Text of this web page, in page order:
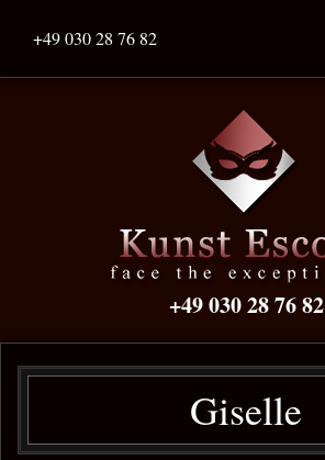
+49 030 28 76 82
+49 030 28 76 82
Giselle